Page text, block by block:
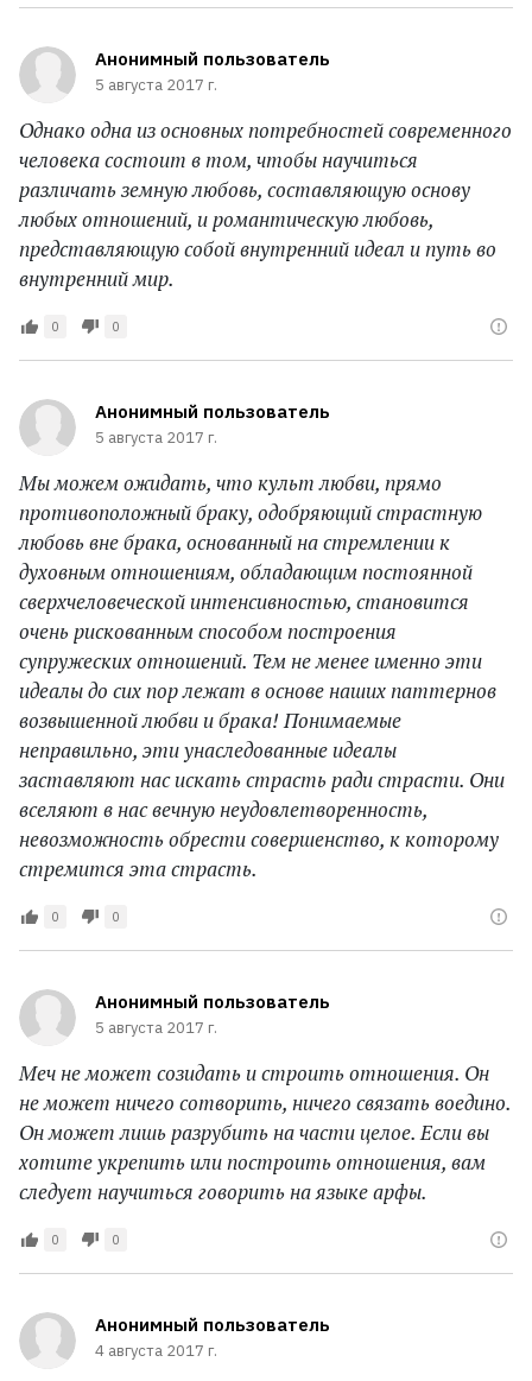
Анонимный пользователь
5 августа 2017 г.
Однако одна из основных потребностей современного
человека состоит в том, чтобы научиться
различать земную любовь, составляющую основу
любых отношений, и романтическую любовь,
представляющую собой внутренний идеал и путь во
внутренний мир.
0 0
Анонимный пользователь
5 августа 2017 г.
Мы можем ожидать, что культ любви, прямо
противоположный браку, одобряющий страстную
любовь вне брака, основанный на стремлении к
духовным отношениям, обладающим постоянной
сверхчеловеческой интенсивностью, становится
очень рискованным способом построения
супружеских отношений. Тем не менее именно эти
идеалы до сих пор лежат в основе наших паттернов
возвышенной любви и брака! Понимаемые
неправильно, эти унаследованные идеалы
заставляют нас искать страсть ради страсти. Они
вселяют в нас вечную неудовлетворенность,
невозможность обрести совершенство, к которому
стремится эта страсть.
0 0
Анонимный пользователь
5 августа 2017 г.
Меч не может созидать и строить отношения. Он
не может ничего сотворить, ничего связать воедино.
Он может лишь разрубить на части целое. Если вы
хотите укрепить или построить отношения, вам
следует научиться говорить на языке арфы.
0 0
Анонимный пользователь
4 августа 2017 г.